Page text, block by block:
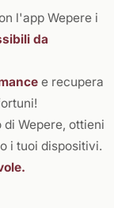
l'app Wepere i
da
e recupera
Wepere, ottieni
i tuoi dispositivi.